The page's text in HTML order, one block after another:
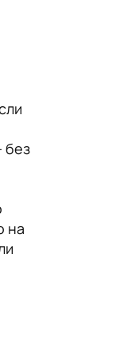
без
на